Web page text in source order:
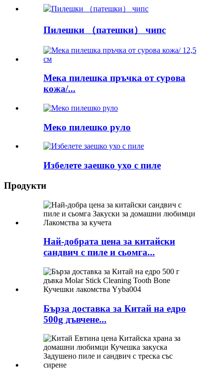
Пилешки （патешки） чипс
Мека пилешка пръчка от сурова
кожа/...
Меко пилешко руло
Избелете заешко ухо с пиле
Продукти
Най-добрата цена за китайски
сандвич с пиле и сьомга...
Бърза доставка за Китай на едро
500g дъвчене...